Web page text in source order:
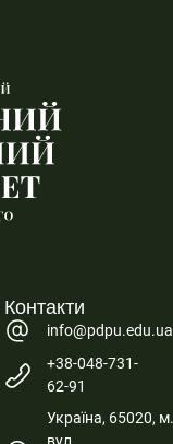
Контакти
info@pdpu.edu.ua
+38-048-731-
62-91
Україна, 65020,